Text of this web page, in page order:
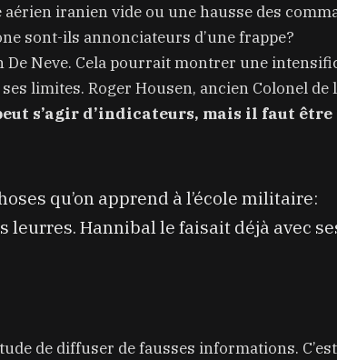
iranien vide ou une hausse des
sont-ils annonciateurs d’une frappe?
De Neve. Cela pourrait montrer une
limites. Roger Housen, ancien Colonel de
s’agir d’indicateurs, mais il faut être
qu’on apprend à l’école militaire:
leurres. Hannibal le faisait déjà avec
de diffuser de fausses informations.